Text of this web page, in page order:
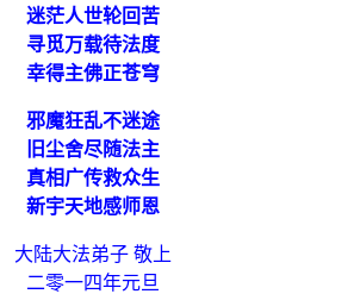
迷茫人世轮回苦
寻觅万载待法度
幸得主佛正苍穹
邪魔狂乱不迷途
旧尘舍尽随法主
真相广传救众生
新宇天地感师恩
大陆大法弟子 敬上
二零一四年元旦